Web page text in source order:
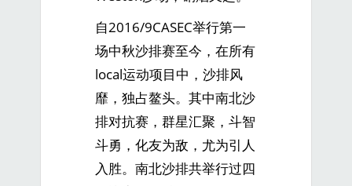
自2016/9CASEC举行第一
场中秋沙排赛至今，在所有
local运动项目中，沙排风
靡，独占鳌头。其中南北沙
排对抗赛，群星汇聚，斗智
斗勇，化友为敌，尤为引人
入胜。南北沙排共举行过四